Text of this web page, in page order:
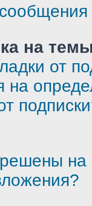
на
от
на